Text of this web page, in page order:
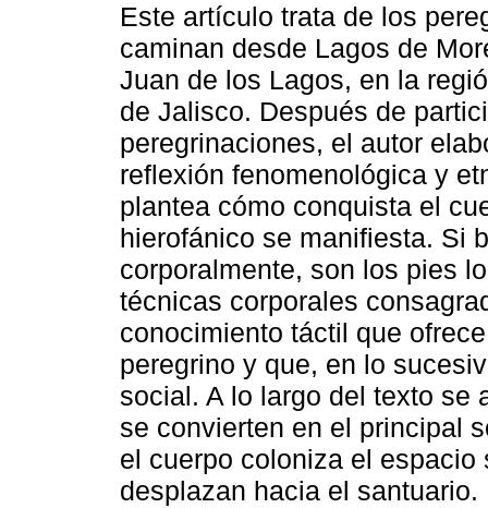
Este artículo trata de los
caminan desde Lagos de
Juan de los Lagos, en la
de Jalisco. Después de
peregrinaciones, el autor
reflexión fenomenológica y
plantea cómo conquista el
hierofánico se manifiesta. Si
corporalmente, son los pies
técnicas corporales
conocimiento táctil que
peregrino y que, en lo
social. A lo largo del texto se
se convierten en el principal
el cuerpo coloniza el
desplazan hacia el santuario.